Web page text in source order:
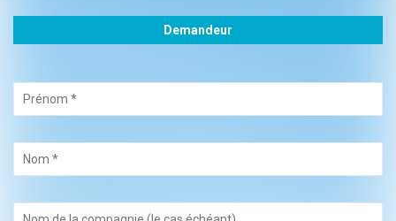
Demandeur